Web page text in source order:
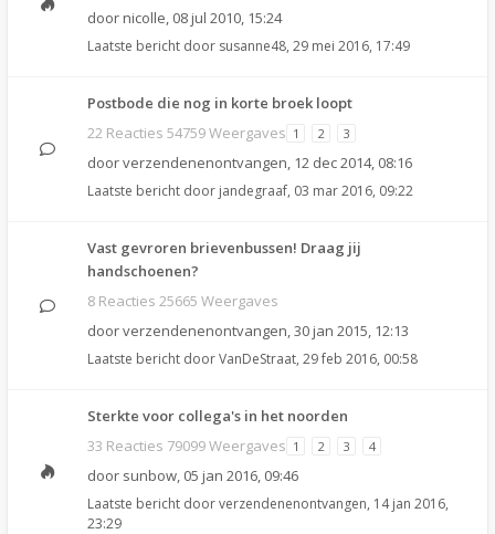
door nicolle, 08 jul 2010, 15:24
Laatste bericht door susanne48, 29 mei 2016, 17:49
Postbode die nog in korte broek loopt
22 Reacties 54759 Weergaves 1 2 3
doorverzendenenontvangen, 12 dec 2014, 08:16
Laatste bericht door jandegraaf, 03 mar 2016, 09:22
Vast gevroren brievenbussen! Draag jij
handschoenen?
8 Reacties 25665 Weergaves
doorverzendenenontvangen,30 jan 2015, 12:13
Laatste bericht doorVanDeStraat, 29 feb 2016, 00:58
Sterkte voor collega's in het noorden
33 Reacties 79099 Weergaves 1 2 3 4
door sunbow, 05 jan 2016, 09:46
Laatste bericht doorverzendenenontvangen, 14 jan 2016,
23:29